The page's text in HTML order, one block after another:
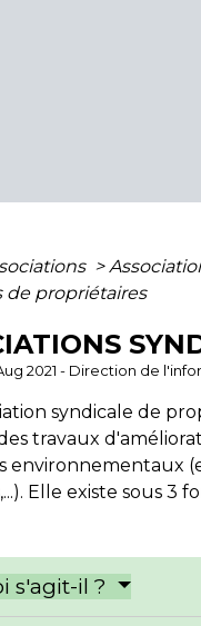
>
de propriétaires
2021 - Direction de
syndicale de
travaux
environnementaux
Elle existe sous 3
s'agit-il ?